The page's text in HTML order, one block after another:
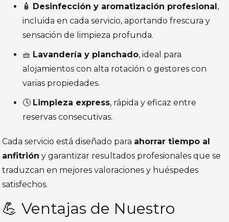
🧴
Desinfección y aromatización profesional ,
incluida en cada servicio, aportando frescura y
sensación de limpieza profunda.
🧺 Lavandería y planchado, ideal para
alojamientos con alta rotación o gestores con
varias propiedades.
🕓 Limpieza express, rápida y eficaz entre
reservas consecutivas.
Cada servicio está diseñado para ahorrar tiempo al
anfitrión y garantizar resultados profesionales que se
traduzcan en mejores valoraciones y huéspedes
satisfechos.
💪 Ventajas de Nuestro